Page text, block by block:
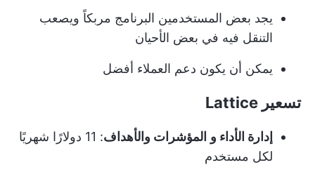
يجد بعض المستخدمين البرنامج مربكاً ويصعب
التنقل فيه في بعض الأحيان
يمكن أن يكون دعم العملاء أفضل
تسعير Lattice
إدارة الأداء و المؤشرات والأهداف
: 11 دولارًا شهريًا
لكل مستخدم